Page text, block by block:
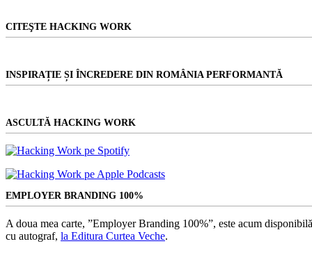
CITEŞTE HACKING WORK
INSPIRAȚIE ȘI ÎNCREDERE DIN ROMÂNIA PERFORMANTĂ
ASCULTĂ HACKING WORK
EMPLOYER BRANDING 100%
A doua mea carte, ”Employer Branding 100%”, este acum
cu autograf, la Editura Curtea Veche.